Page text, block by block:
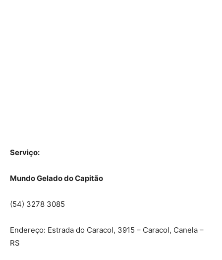
Serviço:
Mundo Gelado do Capitão
(54) 3278 3085
Endereço: Estrada do Caracol, 3915 – Caracol, Canela –
RS